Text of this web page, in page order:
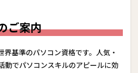
ご案内
界基準のパソコン資格です。人気・
動でパソコンスキルのアピールに効